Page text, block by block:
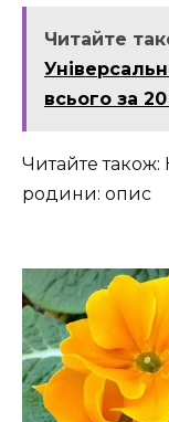
Читайте
всього за
Читайте також:
родини: опис